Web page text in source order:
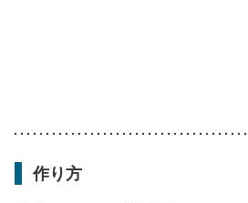
作り方